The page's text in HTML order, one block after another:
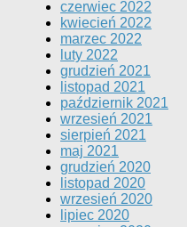
czerwiec 2022
kwiecień 2022
marzec 2022
luty 2022
grudzień 2021
listopad 2021
październik 2021
wrzesień 2021
sierpień 2021
maj 2021
grudzień 2020
listopad 2020
wrzesień 2020
lipiec 2020